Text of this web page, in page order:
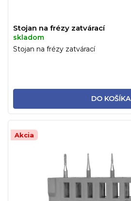
Stojan na frézy zatvárací
skladom
DO KOŠÍKA
Stojan na frézy zatvárací
Akcia